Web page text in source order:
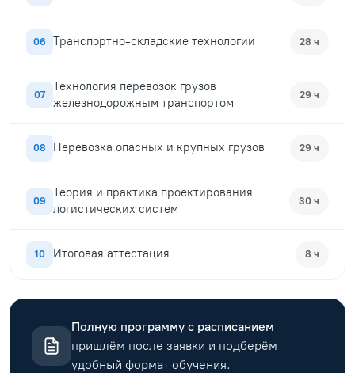
06 Транспортно-складские технологии 28 ч
07
Технология перевозок грузов
железнодорожным транспортом
29 ч
08 Перевозка опасных и крупных грузов 29 ч
09
Теория и практика проектирования
логистических систем
30 ч
10 Итоговая аттестация 8 ч
Полную программу с расписанием
пришлём после заявки и подберём
удобный формат обучения.